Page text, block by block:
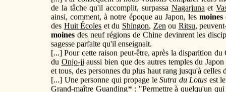
de la tâche qu'il accomplit, surpassa Nagarjuna et
ainsi, comment, à notre époque au Japon, lesmoines
des Huit Écoles et du Shingon, Zen ou Ritsu,
moines des neuf régions de Chine devinrent les
sagesse parfaite qu'il enseignait.
[...] Pour cette raison peut-être, après la disparition
du Onjo-ji aussi bien que des autres temples du
et tous, des personnes du plus haut rang jusqu'à
[...] Une personne qui propage leSutra du Lotus est
Grand-maître Guanding*: "Permettre à quelqu'un qui